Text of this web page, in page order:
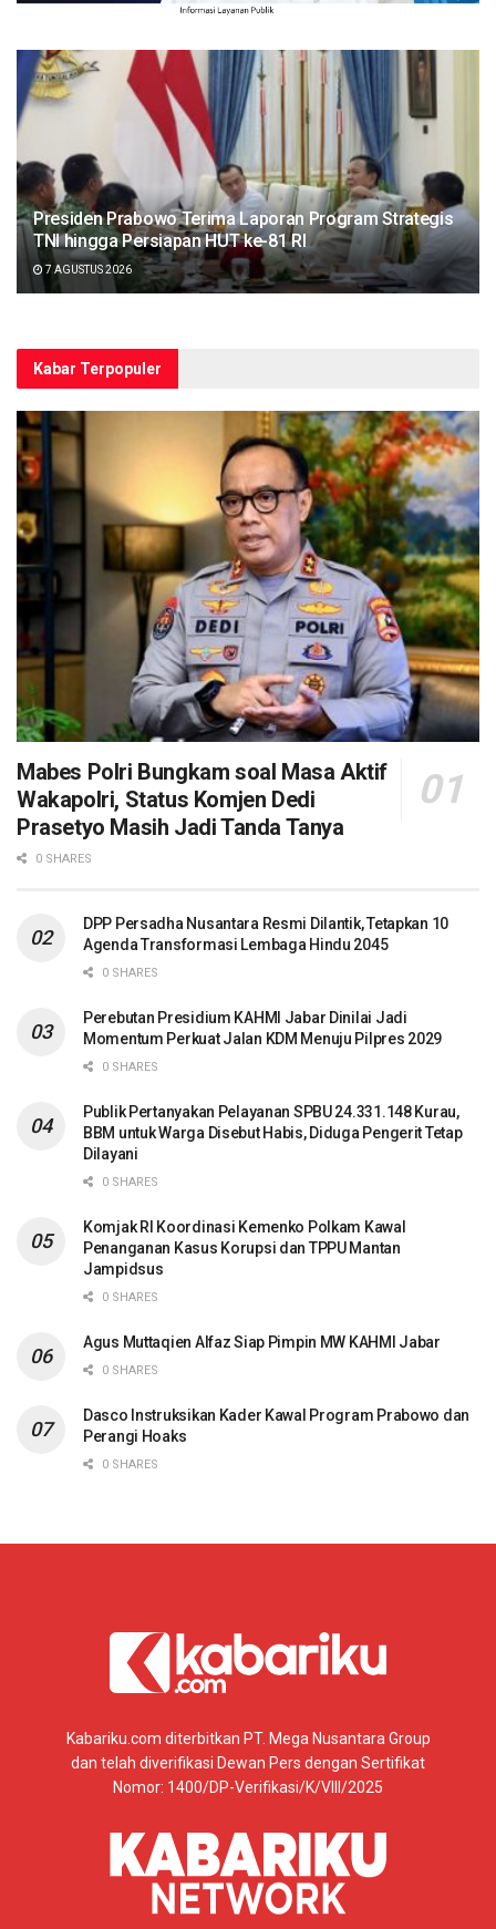
Presiden Prabowo Terima Laporan Program Strategis
TNI hingga Persiapan HUT ke-81 RI
7 AGUSTUS 2026
Kabar Terpopuler
Mabes Polri Bungkam soal Masa Aktif
Wakapolri, Status Komjen Dedi
Prasetyo Masih Jadi Tanda Tanya
0 SHARES
DPP Persadha Nusantara Resmi Dilantik, Tetapkan 10
Agenda Transformasi Lembaga Hindu 2045
0 SHARES
Perebutan Presidium KAHMI Jabar Dinilai Jadi
Momentum Perkuat Jalan KDM Menuju Pilpres 2029
0 SHARES
Publik Pertanyakan Pelayanan SPBU 24.331.148 Kurau,
BBM untuk Warga Disebut Habis, Diduga Pengerit Tetap
Dilayani
0 SHARES
Komjak RI Koordinasi Kemenko Polkam Kawal
Penanganan Kasus Korupsi dan TPPU Mantan
Jampidsus
0 SHARES
Agus Muttaqien Alfaz Siap Pimpin MW KAHMI Jabar
0 SHARES
Dasco Instruksikan Kader Kawal Program Prabowo dan
Perangi Hoaks
0 SHARES
Kabariku.com diterbitkan PT. Mega Nusantara Group
dan telah diverifikasi Dewan Pers dengan Sertifikat
Nomor: 1400/DP-Verifikasi/K/VIII/2025